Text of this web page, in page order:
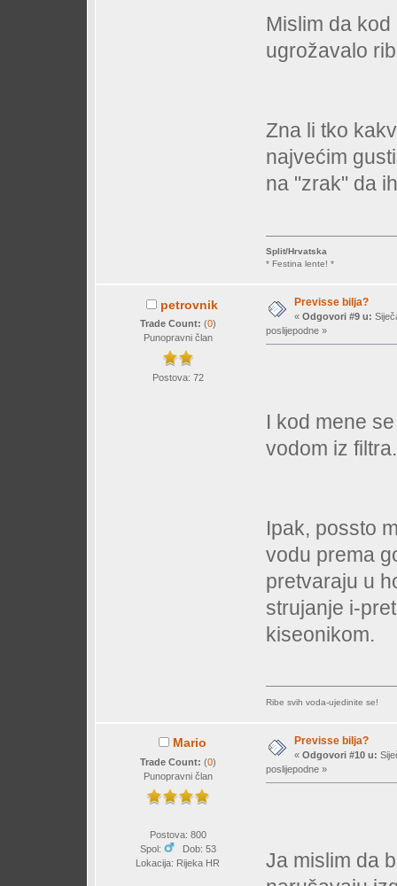
Mislim da
ugrožavalo
Zna li tko
najvećim
na "zrak" da
Split/Hrvatska
* Festina lente! *
petrovnik
Trade Count: (0)
Punopravni član
Postova: 72
Previsse bilja?
« Odgovori #9 u:
poslijepodne »
I kod mene
vodom iz filtra.
Ipak, possto
vodu prema
pretvaraju u
strujanje i-
kiseonikom.
Ribe svih voda-ujedinite se!
Mario
Trade Count: (0)
Punopravni član
Postova: 800
Spol:
Dob: 53
Lokacija: Rijeka HR
Previsse bilja?
« Odgovori #10 u:
poslijepodne »
Ja mislim da